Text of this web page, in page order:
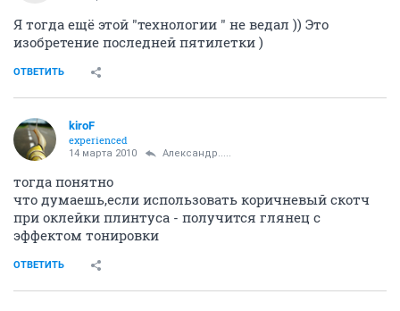
Я тогда ещё этой "технологии " не ведал )) Это
изобретение последней пятилетки )
ОТВЕТИТЬ
kiroF
experienced
14 марта 2010 Александр.....
тогда понятно
что думаешь,если использовать коричневый скотч
при оклейки плинтуса - получится глянец с
эффектом тонировки
ОТВЕТИТЬ